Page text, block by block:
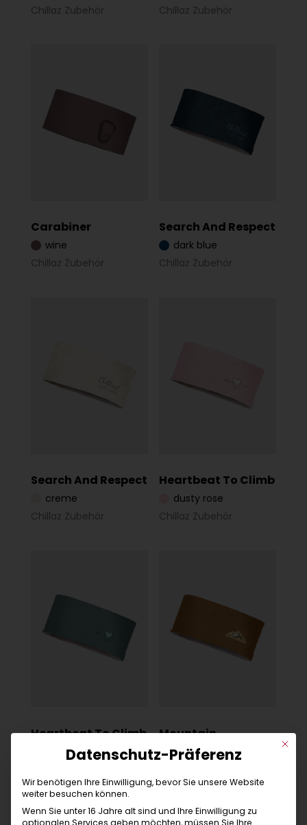
Chillaz Zubehör
Chillaz Zubehör
Carabiner
wine
Chillaz Zubehör
Search And Respect
dark blue
Chillaz Zubehör
Search And Respect
creme
Chillaz Zubehör
Heartbeat To Climb
dusty rose
Chillaz Zubehör
Heartbeat To Climb
arctic
Mountain
ochre
Mit
Datenschutz-Präferenz
Wir benötigen Ihre Einwilligung, bevor Sie unsere Website
weiter besuchen können.
Wenn Sie unter 16 Jahre alt sind und Ihre Einwilligung zu
optionalen Services geben möchten, müssen Sie Ihre